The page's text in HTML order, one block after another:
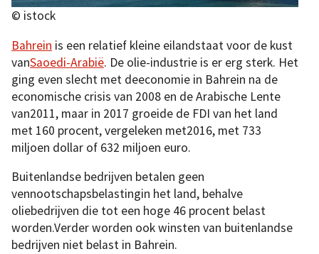
© istock
Bahrein is een relatief kleine eilandstaat voor de kust
vanSaoedi-Arabië. De olie-industrie is er erg sterk. Het
ging even slecht met deeconomie in Bahrein na de
economische crisis van 2008 en de Arabische Lente
van2011, maar in 2017 groeide de FDI van het land
met 160 procent, vergeleken met2016, met 733
miljoen dollar of 632 miljoen euro.
Buitenlandse bedrijven betalen geen
vennootschapsbelastingin het land, behalve
oliebedrijven die tot een hoge 46 procent belast
worden.Verder worden ook winsten van buitenlandse
bedrijven niet belast in Bahrein.